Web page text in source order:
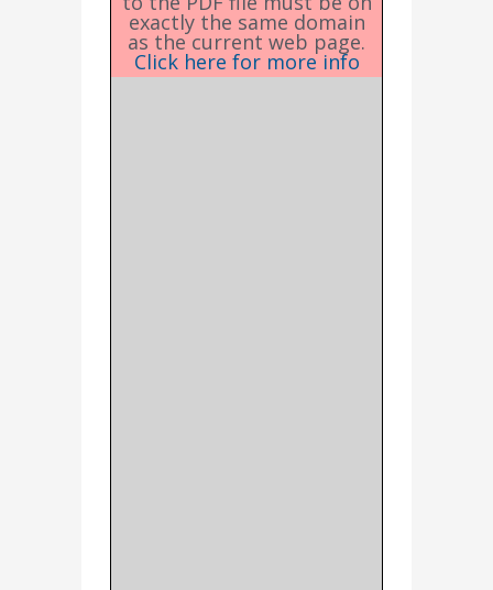
exactly the same domain
as the current web page.
Click here for more info